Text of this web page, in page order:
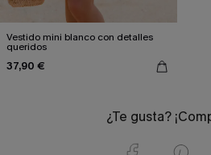
Vestido mini blanco con detalles
queridos
37,90 €
¿Te gusta?